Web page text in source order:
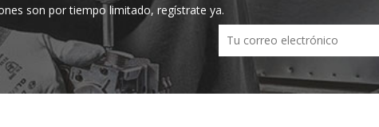
son por tiempo limitado, regístrate ya.